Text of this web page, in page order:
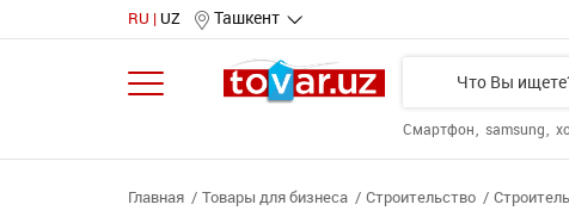
RU UZ Ташкент
Смартфон samsung
Главная Товары для бизнеса Строительство